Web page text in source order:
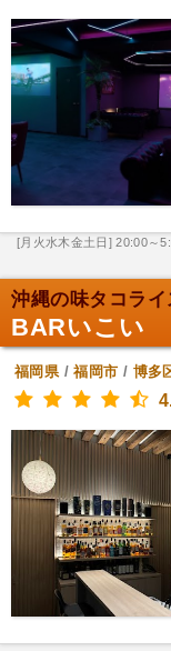
[月火水木金土日] 20:00～
沖縄の味タコライ
BARいこい
福岡県/福岡市 / 博多